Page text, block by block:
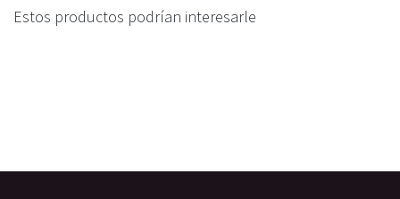
Estos productos podrían interesarle